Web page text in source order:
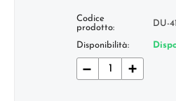
Codice
prodotto:
DU-
Disponibilità:
+
−